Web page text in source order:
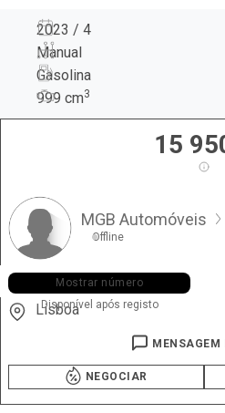
2023 / 4
Manual
Gasolina
999 cm3
15
MGB Automóveis
Offline
+351 912 ••• •17
Mostrar número
Disponível após registo
Lisboa
MENSAGEM
NEGOCIAR